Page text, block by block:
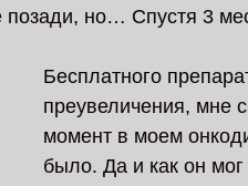
позади, но… Спустя 3
Бесплатного
преувеличения, мне
момент в моем
было. Да и как он